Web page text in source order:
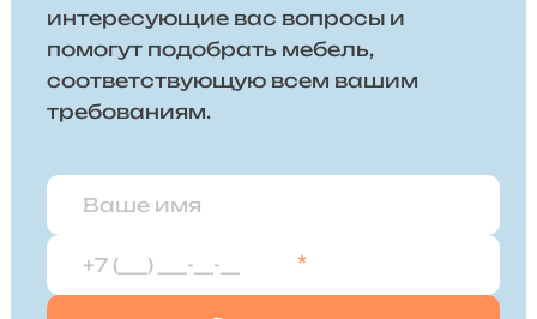
интересующие вас вопросы и
помогут подобрать мебель,
соответствующую всем вашим
требованиям.
*